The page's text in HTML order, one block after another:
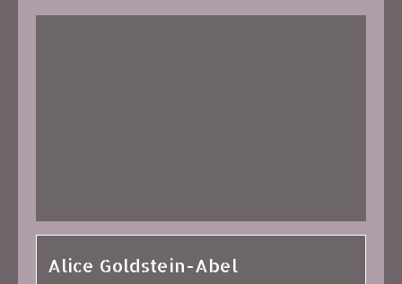
Alice Goldstein-Abel